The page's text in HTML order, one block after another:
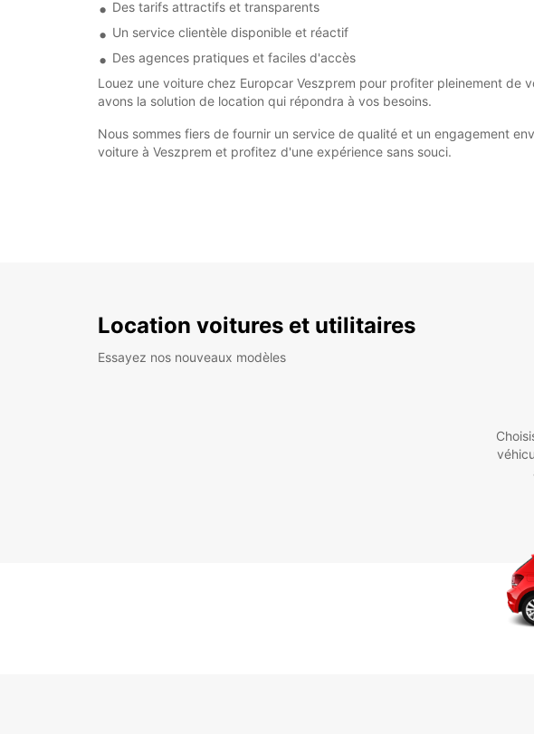
Des tarifs attractifs et transparents
Un service clientèle disponible et réactif
Des agences pratiques et faciles d'accès
Louez une voiture chez Europcar Veszprem pour profiter pleinement de
avons la solution de location qui répondra à vos besoins.
Nous sommes fiers de fournir un service de qualité et un engagement
voiture à Veszprem et profitez d'une expérience sans souci.
Location voitures et utilitaires
Essayez nos nouveaux modèles